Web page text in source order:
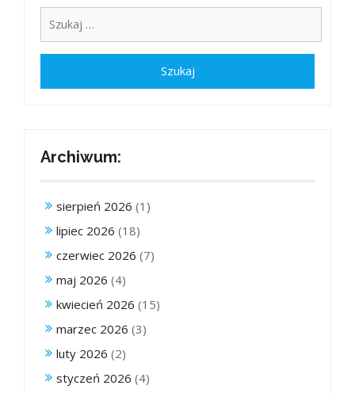
Archiwum:
sierpień 2026 (1)
lipiec 2026 (18)
czerwiec 2026 (7)
maj 2026 (4)
kwiecień 2026 (15)
marzec 2026 (3)
luty 2026 (2)
styczeń 2026 (4)